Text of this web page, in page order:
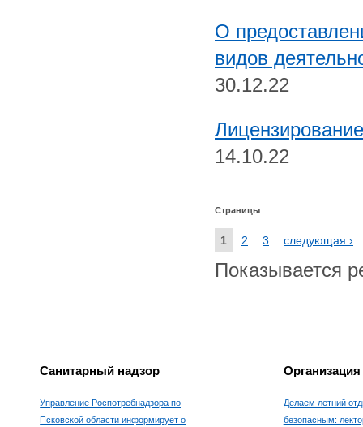
О
видов
30.12.22
14.10.22
Страницы
1 2 3 следующая ›
Показывается
Санитарный надзор
Управление Роспотребнадзора по
Псковской области информирует о
Делаем летний
безопасным: